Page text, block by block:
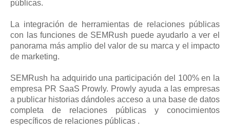
públicas.
La integración de herramientas de relaciones públicas
con las funciones de SEMRush puede ayudarlo a ver el
panorama más amplio del valor de su marca y el impacto
de marketing.
SEMRush ha adquirido una participación del 100% en la
empresa PR SaaS Prowly. Prowly ayuda a las empresas
a publicar historias dándoles acceso a una base de datos
completa de relaciones públicas y conocimientos
específicos de relaciones públicas .